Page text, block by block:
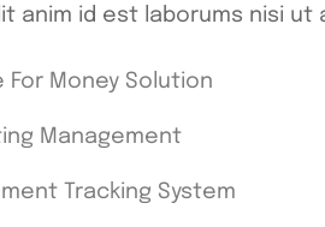
anim id est laborums nisi ut
Money Solution
Management
Tracking System